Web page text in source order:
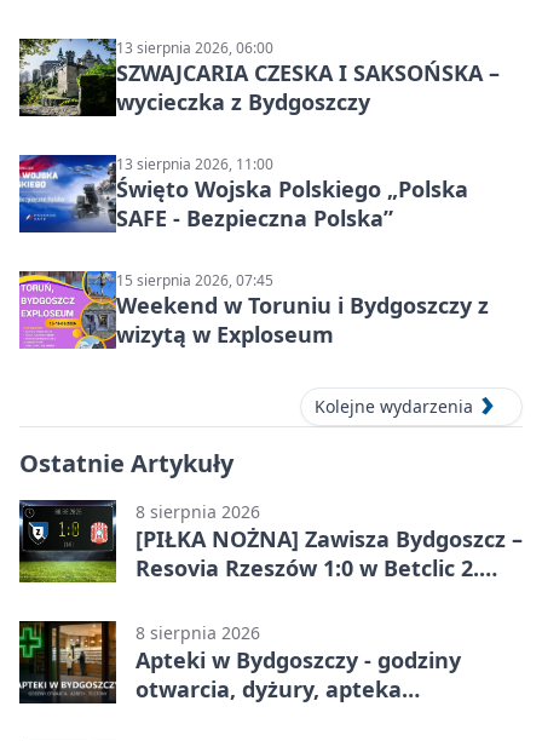
13 sierpnia 2026, 06:00
SZWAJCARIA CZESKA I SAKSOŃSKA –
wycieczka z Bydgoszczy
13 sierpnia 2026, 11:00
Święto Wojska Polskiego „Polska
SAFE - Bezpieczna Polska”
15 sierpnia 2026, 07:45
Weekend w Toruniu i Bydgoszczy z
wizytą w Exploseum
Kolejne wydarzenia
Ostatnie Artykuły
8 sierpnia 2026
[PIŁKA NOŻNA] Zawisza Bydgoszcz –
Resovia Rzeszów 1:0 w Betclic 2.
8 sierpnia 2026
Apteki w Bydgoszczy - godziny
otwarcia, dyżury, apteka